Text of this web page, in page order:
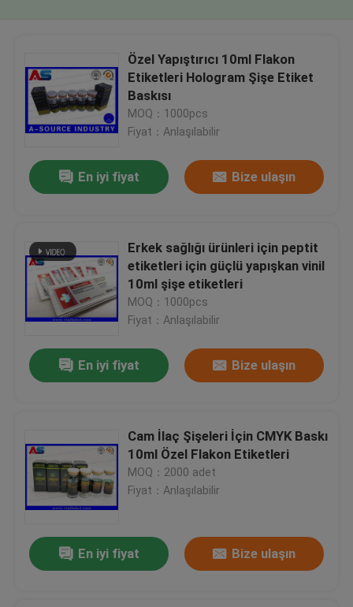
Özel Yapıştırıcı 10ml Flakon
Etiketleri Hologram Şişe Etiket
Baskısı
MOQ：1000pcs
Fiyat：Anlaşılabilir
En iyi fiyat Bize ulaşın
Erkek sağlığı ürünleri için peptit
etiketleri için güçlü yapışkan vinil
10ml şişe etiketleri
MOQ：1000pcs
Fiyat：Anlaşılabilir
En iyi fiyat Bize ulaşın
Cam İlaç Şişeleri İçin CMYK Baskı
10ml Özel Flakon Etiketleri
MOQ：2000 adet
Fiyat：Anlaşılabilir
En iyi fiyat Bize ulaşın